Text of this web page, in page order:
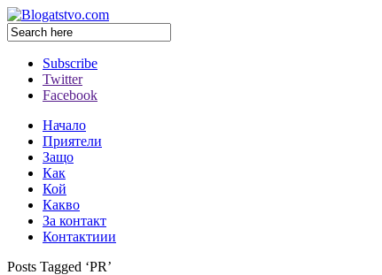
Subscribe
Twitter
Facebook
Начало
Приятели
Защо
Как
Кой
Какво
За контакт
Контактиии
Posts Tagged ‘PR’